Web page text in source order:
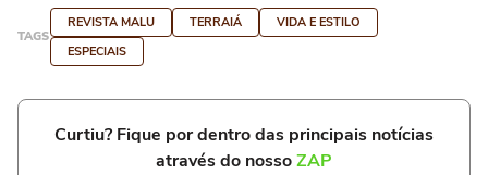
TAGS
REVISTA MALU TERRAIÁ
VIDA E ESTILO
ESPECIAIS
Curtiu? Fique por dentro das principais notícias
através do nossoZAP